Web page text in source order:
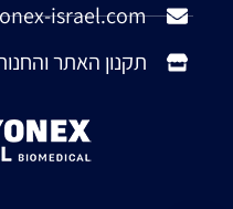
israel.com
תקנון האתר